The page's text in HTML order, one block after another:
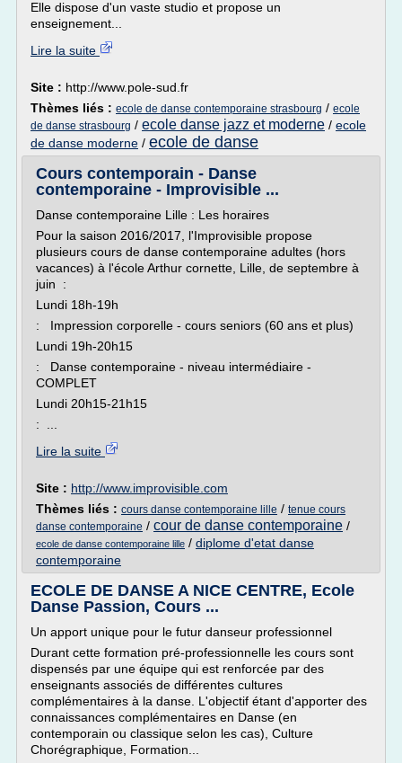
Elle dispose d'un vaste studio et propose un
enseignement...
Lire la suite
Site : http://www.pole-sud.fr
Thèmes liés : ecole de danse contemporaine strasbourg / ecole
de danse strasbourg / ecole danse jazz et moderne / ecole
de danse moderne / ecole de danse
Cours contemporain - Danse
contemporaine - Improvisible ...
Danse contemporaine Lille : Les horaires
Pour la saison 2016/2017, l'Improvisible propose
plusieurs cours de danse contemporaine adultes (hors
vacances) à l'école Arthur cornette, Lille, de septembre à
juin :
Lundi 18h-19h
: Impression corporelle - cours seniors (60 ans et plus)
Lundi 19h-20h15
: Danse contemporaine - niveau intermédiaire -
COMPLET
Lundi 20h15-21h15
: ...
Lire la suite
Site : http://www.improvisible.com
Thèmes liés : cours danse contemporaine lille / tenue cours
danse contemporaine / cour de danse contemporaine /
ecole de danse contemporaine lille / diplome d'etat danse
contemporaine
ECOLE DE DANSE A NICE CENTRE, Ecole
Danse Passion, Cours ...
Un apport unique pour le futur danseur professionnel
Durant cette formation pré-professionnelle les cours sont
dispensés par une équipe qui est renforcée par des
enseignants associés de différentes cultures
complémentaires à la danse. L'objectif étant d'apporter des
connaissances complémentaires en Danse (en
contemporain ou classique selon les cas), Culture
Chorégraphique, Formation...